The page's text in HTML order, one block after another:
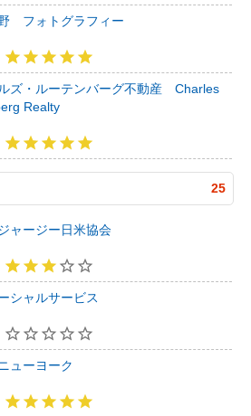
フォトグラフィー
ズ・ルーテンバーグ不動産 Charles
Realty
25
ャージー日米協会
シャルサービス
ューヨーク